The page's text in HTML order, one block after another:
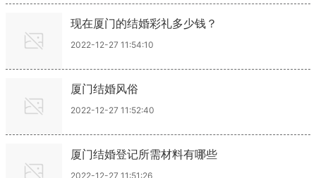
现在厦门的结婚彩礼多少钱？
2022-12-27 11:54:10
厦门结婚风俗
2022-12-27 11:52:40
厦门结婚登记所需材料有哪些
2022-12-27 11:51:26